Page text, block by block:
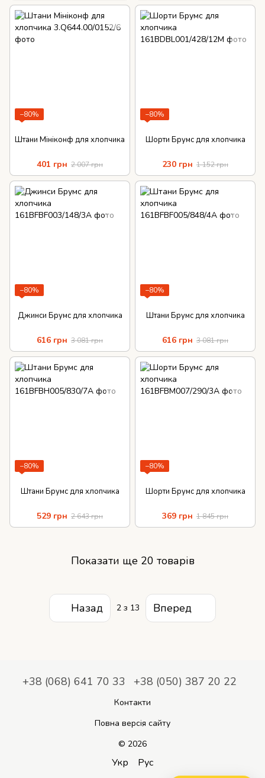
−80%
Штани Мініконф для хлопчика
401 грн 2 007 грн
−80%
Шорти Брумс для хлопчика
230 грн 1 152 грн
−80%
Джинси Брумс для хлопчика
616 грн 3 081 грн
−80%
Штани Брумс для хлопчика
616 грн 3 081 грн
−80%
Штани Брумс для хлопчика
529 грн 2 643 грн
−80%
Шорти Брумс для хлопчика
369 грн 1 845 грн
Показати ще 20 товарів
Назад 2 з 13 Вперед
+38 (068) 641 70 33 +38 (050) 387 20 22
Контакти
Повна версія сайту
© 2026
Укр Рус